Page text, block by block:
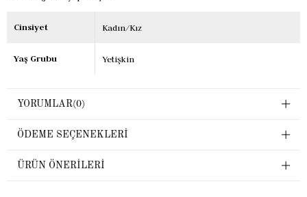
Cinsiyet Kadın/Kız
Yaş Grubu Yetişkin
YORUMLAR(0)
ÖDEME SEÇENEKLERI
ÜRÜN ÖNERILERI